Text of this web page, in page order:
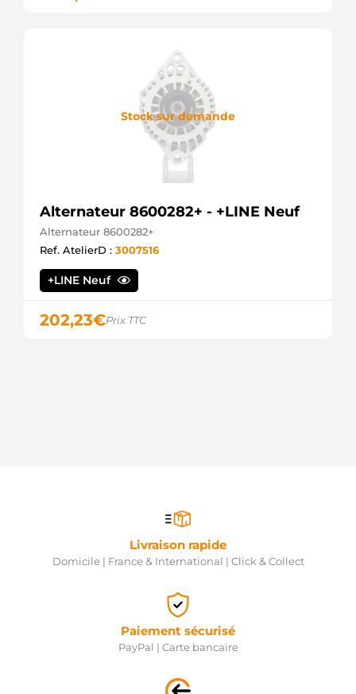
Stock sur demande
Alternateur 8600282+ - +LINE Neuf
Alternateur 8600282+
Ref. AtelierD : 3007516
+LINE Neuf
202,23€Prix TTC
Livraison rapide
Domicile | France & International | Click & Collect
Paiement sécurisé
PayPal | Carte bancaire